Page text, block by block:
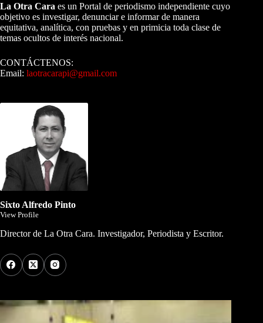
La Otra Cara es un Portal de periodismo independiente cuyo
objetivo es investigar, denunciar e informar de manera
equitativa, analítica, con pruebas y en primicia toda clase de
temas ocultos de interés nacional.
CONTÁCTENOS:
Email: laotracarapi@gmail.com
Sixto Alfredo Pinto
View Profile
Director de La Otra Cara. Investigador, Periodista y Escritor.